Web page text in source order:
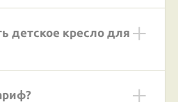
детское кресло для